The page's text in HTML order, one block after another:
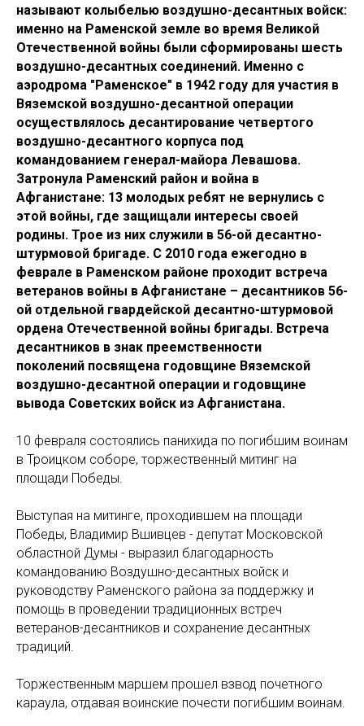
называют колыбелью воздушно-десантных войск:
именно на Раменской земле во время Великой
Отечественной войны были сформированы шесть
воздушно-десантных соединений. Именно с
аэродрома "Раменское" в 1942 году для участия в
Вяземской воздушно-десантной операции
осуществлялось десантирование четвертого
воздушно-десантного корпуса под
командованием генерал-майора Левашова.
Затронула Раменский район и война в
Афганистане: 13 молодых ребят не вернулись с
этой войны, где защищали интересы своей
родины. Трое из них служили в 56-ой десантно-
штурмовой бригаде. С 2010 года ежегодно в
феврале в Раменском районе проходит встреча
ветеранов войны в Афганистане – десантников 56-
ой отдельной гвардейской десантно-штурмовой
ордена Отечественной войны бригады. Встреча
десантников в знак преемственности
поколений посвящена годовщине Вяземской
воздушно-десантной операции и годовщине
вывода Советских войск из Афганистана.
10 февраля состоялись панихида по погибшим воинам
в Троицком соборе, торжественный митинг на
площади Победы.
Выступая на митинге, проходившем на площади
Победы, Владимир Вшивцев - депутат Московской
областной Думы - выразил благодарность
командованию Воздушно-десантных войск и
руководству Раменского района за поддержку и
помощь в проведении традиционных встреч
ветеранов-десантников и сохранение десантных
традиций.
Торжественным маршем прошел взвод почетного
караула, отдавая воинские почести погибшим воинам.